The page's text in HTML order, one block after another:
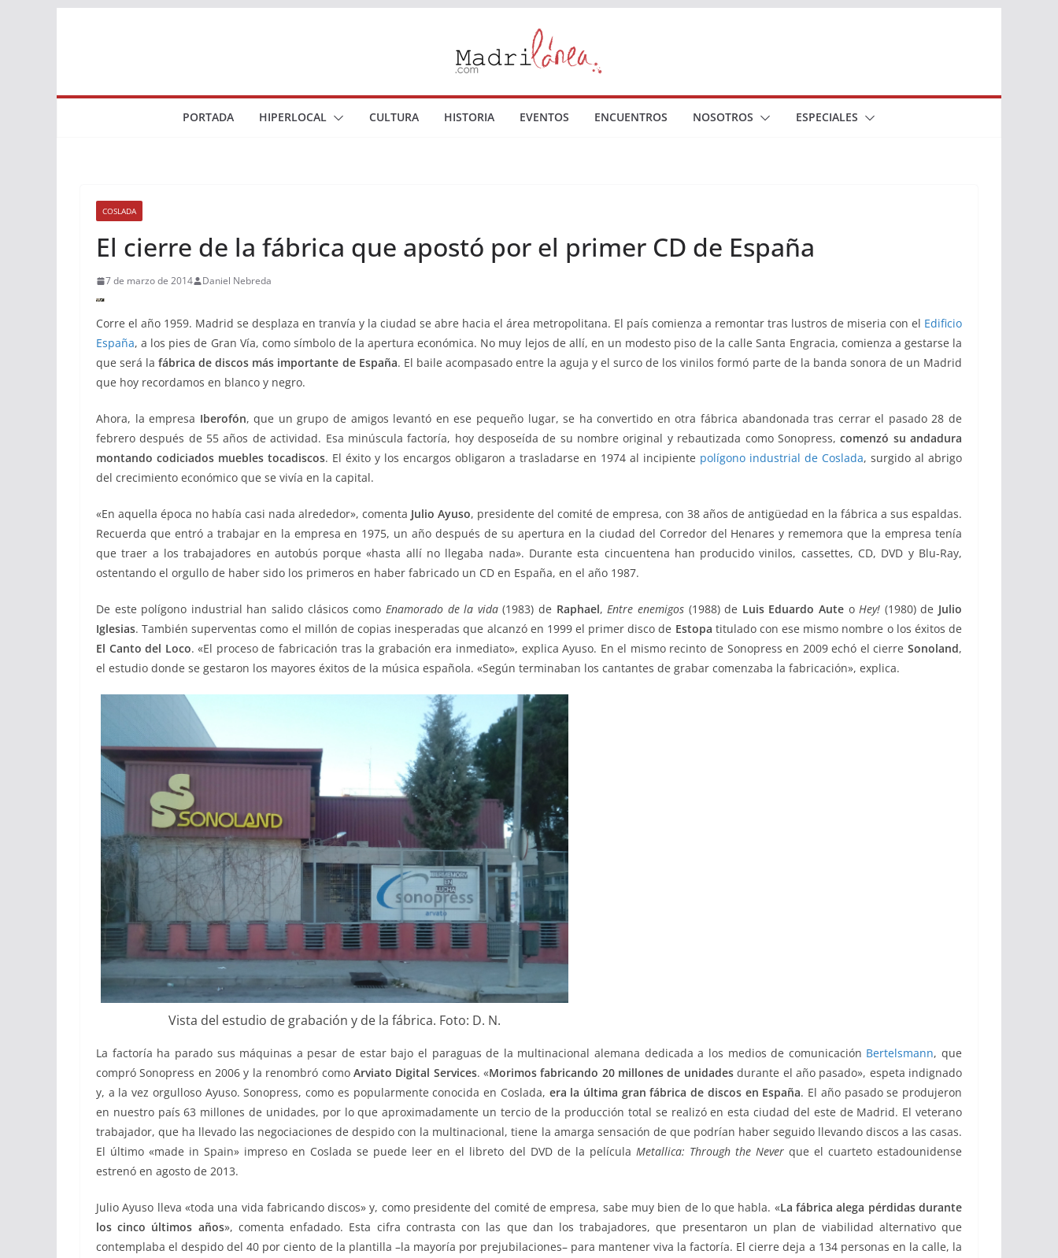
PORTADA HIPERLOCAL CULTURA HISTORIA EVENTOS ENCUENTROS NOSOTROS ESPECIALES
COSLADA
El cierre de la fábrica que apostó por el primer CD de España
7 de marzo de 2014 Daniel Nebreda
Corre el año 1959. Madrid se desplaza en tranvía y la ciudad se abre hacia el área metropolitana. El país comienza a remontar tras lustros de miseria con el Edificio
España, a los pies de Gran Vía, como símbolo de la apertura económica. No muy lejos de allí, en un modesto piso de la calle Santa Engracia, comienza a gestarse la
que será lafábrica de discos más importante de España. El baile acompasado entre la aguja y el surco de los vinilos formó parte de la banda sonora de un Madrid
que hoy recordamos en blanco y negro.
Ahora, la empresa Iberofón, que un grupo de amigos levantó en ese pequeño lugar, se ha convertido en otra fábrica abandonada tras cerrar el pasado 28 de
febrero después de 55 años de actividad. Esa minúscula factoría, hoy desposeída de su nombre original y rebautizada como Sonopress,comenzó su andadura
montando codiciados muebles tocadiscos. El éxito y los encargos obligaron a trasladarse en 1974 al incipiente polígono industrial de Coslada, surgido al abrigo
del crecimiento económico que se vivía en la capital.
«En aquella época no había casi nada alrededor», comenta Julio Ayuso, presidente del comité de empresa, con 38 años de antigüedad en la fábrica a sus espaldas.
Recuerda que entró a trabajar en la empresa en 1975, un año después de su apertura en la ciudad del Corredor del Henares y rememora que la empresa tenía
que traer a los trabajadores en autobús porque «hasta allí no llegaba nada». Durante esta cincuentena han producido vinilos, cassettes, CD, DVD y Blu-Ray,
ostentando el orgullo de haber sido los primeros en haber fabricado un CD en España, en el año 1987.
De este polígono industrial han salido clásicos como Enamorado de la vida(1983) de Raphael,Entre enemigos(1988) de Luis Eduardo Aute oHey! (1980) de Julio
Iglesias. También superventas como el millón de copias inesperadas que alcanzó en 1999 el primer disco de Estopa titulado con ese mismo nombre o los éxitos de
El Canto del Loco. «El proceso de fabricación tras la grabación era inmediato», explica Ayuso. En el mismo recinto de Sonopress en 2009 echó el cierreSonoland,
el estudio donde se gestaron los mayores éxitos de la música española. «Según terminaban los cantantes de grabar comenzaba la fabricación», explica.
Vista del estudio de grabación y de la fábrica. Foto: D. N.
La factoría ha parado sus máquinas a pesar de estar bajo el paraguas de la multinacional alemana dedicada a los medios de comunicación Bertelsmann, que
compró Sonopress en 2006 y la renombró como Arviato Digital Services. «Morimos fabricando 20 millones de unidadesdurante el año pasado», espeta indignado
y, a la vez orgulloso Ayuso. Sonopress, como es popularmente conocida en Coslada, era la última gran fábrica de discos en España. El año pasado se produjeron
en nuestro país 63 millones de unidades, por lo que aproximadamente un tercio de la producción total se realizó en esta ciudad del este de Madrid. El veterano
trabajador, que ha llevado las negociaciones de despido con la multinacional, tiene la amarga sensación de que podrían haber seguido llevando discos a las casas.
El último «made in Spain» impreso en Coslada se puede leer en el libreto del DVD de la película Metallica: Through the Neverque el cuarteto estadounidense
estrenó en agosto de 2013.
Julio Ayuso lleva «toda una vida fabricando discos» y, como presidente del comité de empresa, sabe muy bien de lo que habla. «La fábrica alega pérdidas durante
los cinco últimos años», comenta enfadado. Esta cifra contrasta con las que dan los trabajadores, que presentaron un plan de viabilidad alternativo que
contemplaba el despido del 40 por ciento de la plantilla –la mayoría por prejubilaciones– para mantener viva la factoría. El cierre deja a 134 personas en la calle, la